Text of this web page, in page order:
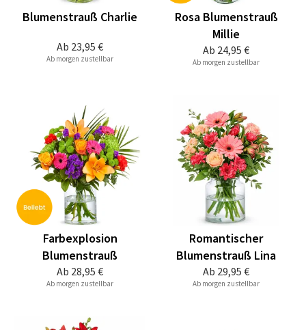
Ab 23,95 €
Blumenstrauß Charlie
Ab morgen zustellbar
Ab 24,95 €
Rosa Blumenstrauß
Millie
Ab morgen zustellbar
Ab 28,95 €
Farbexplosion
Blumenstrauß
Ab morgen zustellbar
Ab 29,95 €
Romantischer
Blumenstrauß Lina
Ab morgen zustellbar